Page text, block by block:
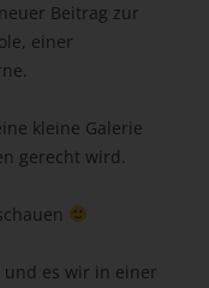
Beitrag zur
einer
kleine Galerie
gerecht wird.
es wir in einer